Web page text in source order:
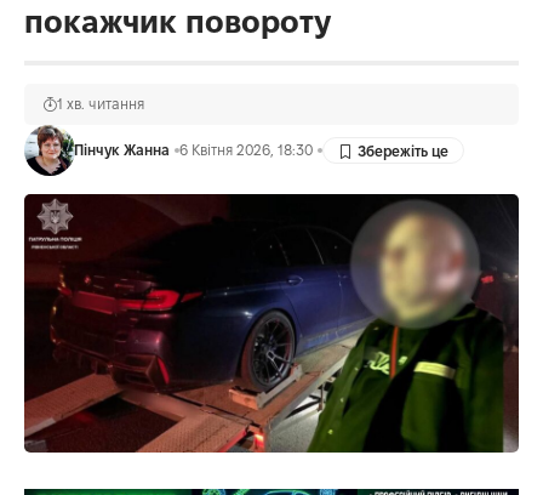
покажчик повороту
Пінчук Жанна 6 Квітня 2026, 18:30
1 хв. читання